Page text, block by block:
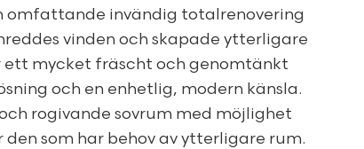
omfattande invändig totalrenovering
vinden och skapade ytterligare
mycket fräscht och genomtänkt
och en enhetlig, modern känsla.
rogivande sovrum med möjlighet
som har behov av ytterligare rum.